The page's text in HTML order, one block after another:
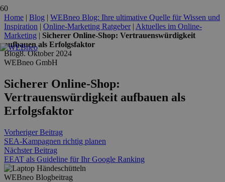
Home | Blog | WEBneo Blog: Ihre ultimative Quelle für Wissen und
Inspiration | Online-Marketing Ratgeber| Aktuelles im Online-
Marketing | Sicherer Online-Shop: Vertrauenswürdigkeit
aufbauen als Erfolgsfaktor
Blog8. Oktober 2024
WEBneo GmbH
Sicherer Online-Shop:
Vertrauenswürdigkeit aufbauen als
Erfolgsfaktor
Vorheriger Beitrag
SEA-Kampagnen richtig planen
Nächster Beitrag
EEAT als Guideline für Ihr Google Ranking
WEBneo Blogbeitrag